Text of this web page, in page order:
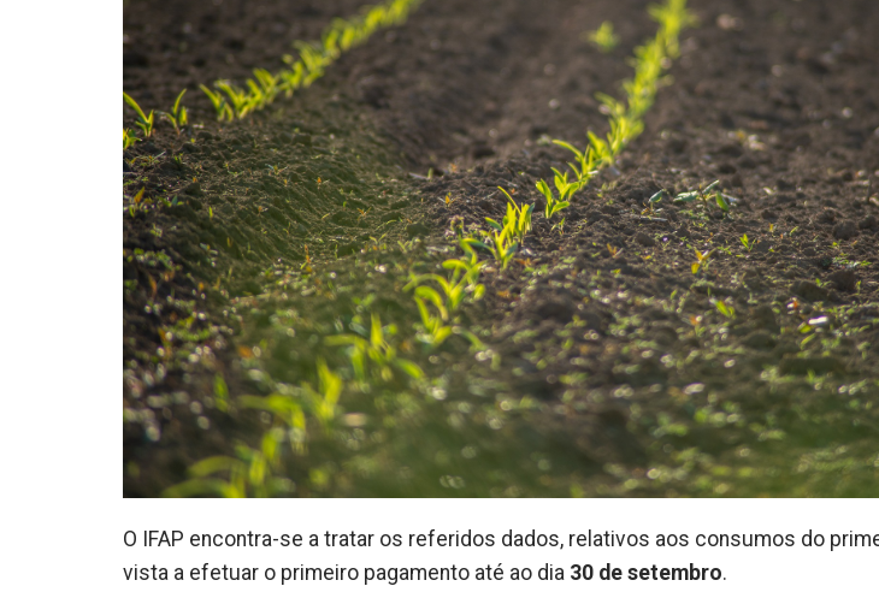
O IFAP encontra-se a tratar os referidos dados, relativos aos consumos do
vista a efetuar o primeiro pagamento até ao dia 30 de setembro.